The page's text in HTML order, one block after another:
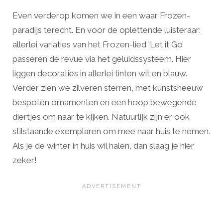
Even verderop komen we in een waar Frozen-
paradijs terecht. En voor de oplettende luisteraar:
allerlei variaties van het Frozen-lied ‘Let it Go’
passeren de revue via het geluidssysteem. Hier
liggen decoraties in allerlei tinten wit en blauw.
Verder zien we zilveren sterren, met kunstsneeuw
bespoten ornamenten en een hoop bewegende
diertjes om naar te kijken. Natuurlijk zijn er ook
stilstaande exemplaren om mee naar huis te nemen.
Als je de winter in huis wil halen, dan slaag je hier
zeker!